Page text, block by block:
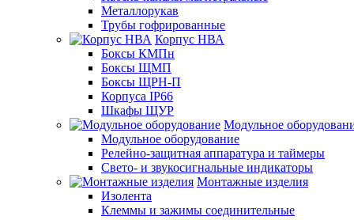
Металлорукав
Трубы гофрированные
Корпус НВА
Боксы КМПн
Боксы ЩМП
Боксы ЩРН-П
Корпуса IP66
Шкафы ЩУР
Модульное
Модульное оборудование
Релейно-защитная аппаратура и таймеры
Свето- и звукосигнальные индикаторы
Монтажные изделия
Изолента
Клеммы и зажимы соединительные